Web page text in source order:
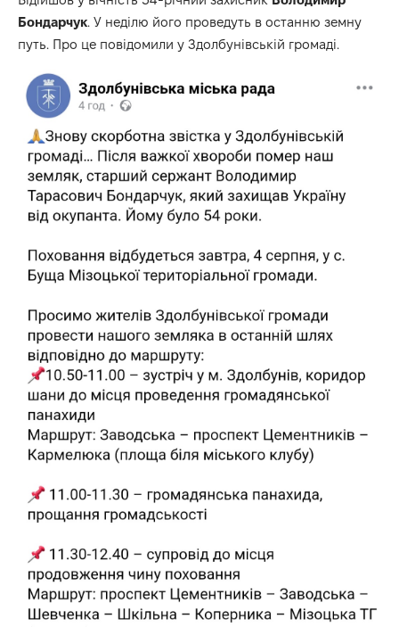
Бондарчук. У неділю його проведуть в останню земну
путь. Про це повідомили у Здолбунівській громаді.